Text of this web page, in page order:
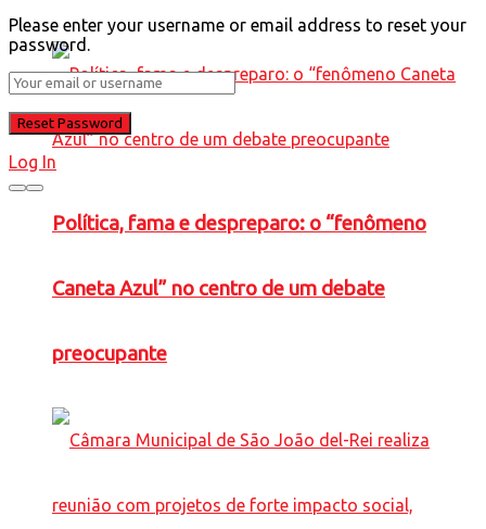
Política, fama e despreparo: o “fenômeno
Caneta Azul” no centro de um debate
preocupante
Please enter your username or email address to reset your
password.
Log In